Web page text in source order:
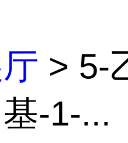
> 5-
-1-...